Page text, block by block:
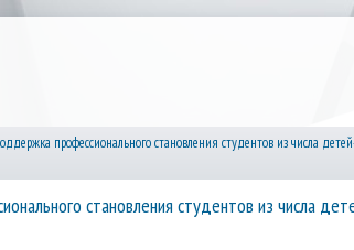
профессионального становления студентов из числа
становления студентов из числа